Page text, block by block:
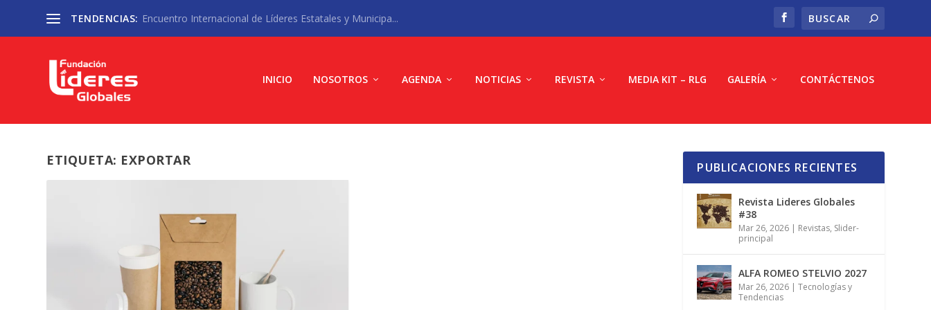
TENDENCIAS: Encuentro Internacional de Líderes Estatales y Municipa...
INICIO NOSOTROS AGENDA NOTICIAS REVISTA MEDIA KIT – RLG GALERÍA CONTÁCTENOS
ETIQUETA: EXPORTAR PUBLICACIONES RECIENTES
Revista Lideres Globales
#38
Mar 26, 2026 | Revistas, Slider-
principal
ALFA ROMEO STELVIO 2027
Mar 26, 2026 |Tecnologías y
Tendencias